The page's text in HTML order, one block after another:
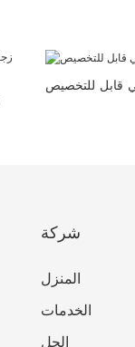
قابل للتخصيص
شركة
المنزل
الخدمات
الحل